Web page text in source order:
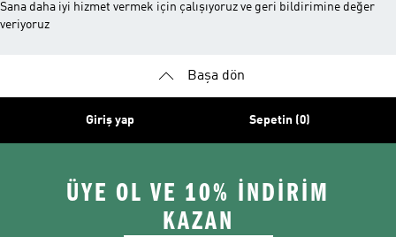
Sana daha iyi hizmet vermek için çalışıyoruz ve geri bildirimine değer
veriyoruz
Başa dön
Giriş yap Sepetin (0)
ÜYE OL VE 10% İNDİRİM
KAZAN